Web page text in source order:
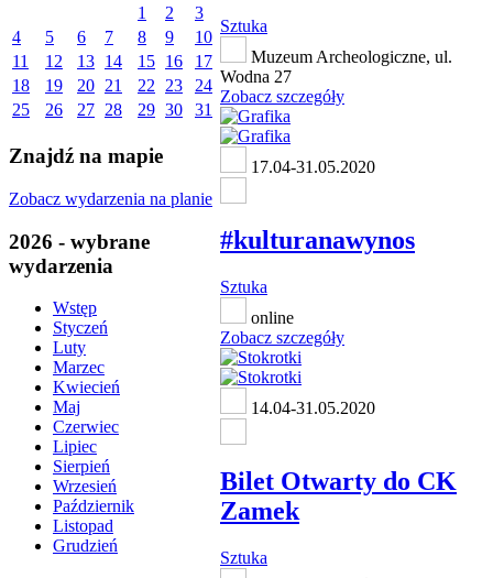
1
2
3
4
5 6 7 8 9
10
11
12 13 14 15 16
17
18
19 20 21 22 23
24
25
26 27 28 29 30 31
Znajdź na mapie
Zobacz wydarzenia na planie
2026 - wybrane
wydarzenia
Wstęp
Styczeń
Luty
Marzec
Kwiecień
Maj
Czerwiec
Lipiec
Sierpień
Wrzesień
Październik
Listopad
Grudzień
Sztuka
Muzeum Archeologiczne, ul.
Wodna 27
Zobacz szczegóły
17.04-31.05.2020
#kulturanawynos
Sztuka
online
Zobacz szczegóły
14.04-31.05.2020
Bilet Otwarty do CK
Zamek
Sztuka